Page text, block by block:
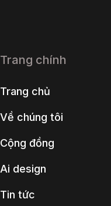
Trang chính
Trang chủ
Về chúng tôi
Cộng đồng
Ai design
Tin tức